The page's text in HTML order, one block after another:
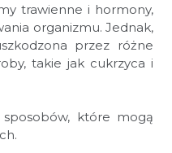
trawienne i hormony,
organizmu. Jednak,
przez różne
takie jak cukrzyca i
które mogą